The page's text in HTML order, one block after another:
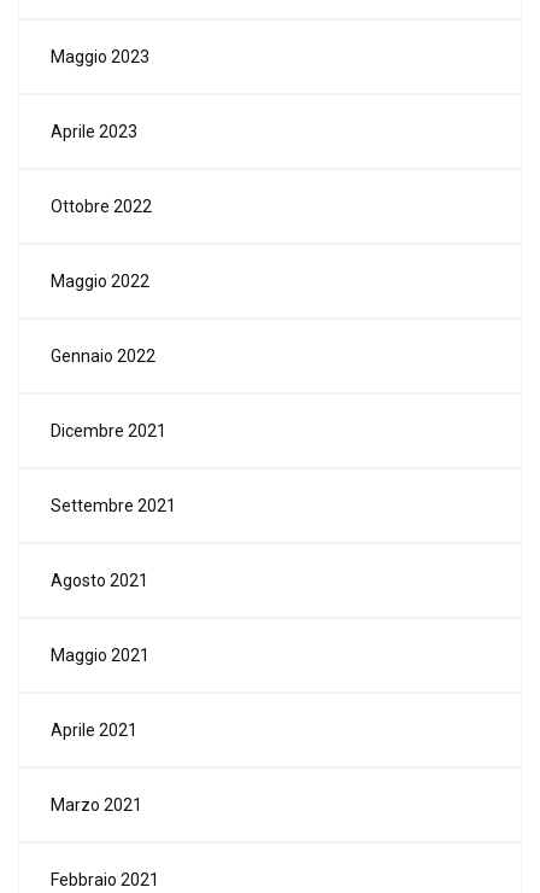
Maggio 2023
Aprile 2023
Ottobre 2022
Maggio 2022
Gennaio 2022
Dicembre 2021
Settembre 2021
Agosto 2021
Maggio 2021
Aprile 2021
Marzo 2021
Febbraio 2021